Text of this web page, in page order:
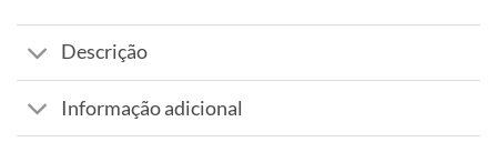
Descrição
Informação adicional